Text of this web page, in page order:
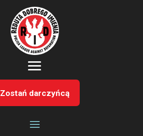
Zostań darczyńcą